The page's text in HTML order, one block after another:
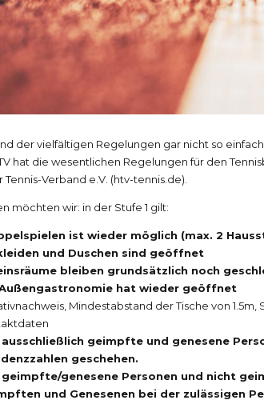
der vielfältigen Regelungen gar nicht so
hat die wesentlichen Regelungen für den
Tennis-Verband e.V. (htv-tennis.de)
möchten wir: in der Stufe 1 gilt:
ist wieder möglich (max. 2
und Duschen sind geöffnet
bleiben grundsätzlich noch
hat wieder geöffnet
Mindestabstand der Tische von
ausschließlich geimpfte und genesene
geschehen.
geimpfte/genesene Personen und nicht
und Genesenen bei der zulässigen